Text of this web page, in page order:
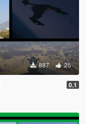
887 25
0.1